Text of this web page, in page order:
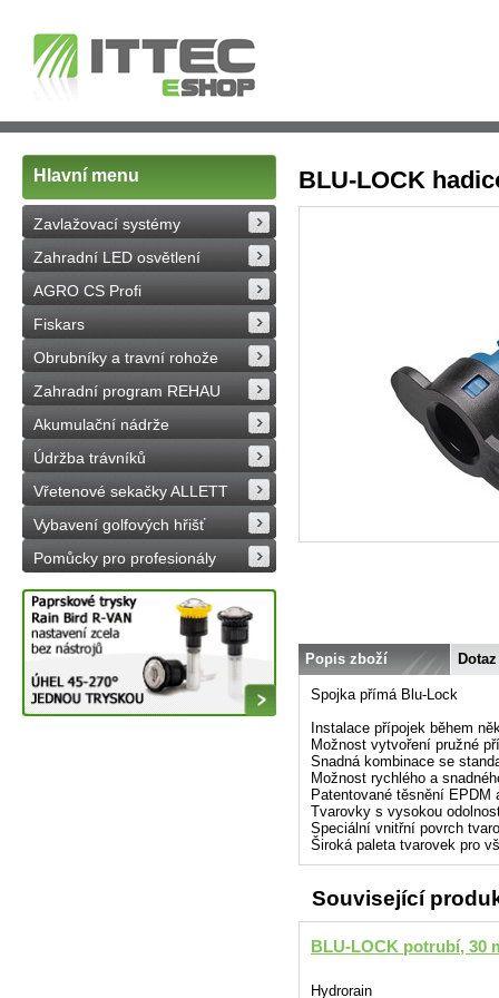
Hlavní menu
Zavlažovací systémy
Zahradní LED osvětlení
AGRO CS Profi
Fiskars
Obrubníky a travní rohože
Zahradní program REHAU
Akumulační nádrže
Údržba trávníků
Vřetenové sekačky ALLETT
Vybavení golfových hřišť
Pomůcky pro profesionály
BLU-LOCK
Popis zboží
Spojka přímá Blu-Lock
Instalace přípojek během
Možnost vytvoření pružné
Snadná kombinace se
Možnost rychlého a
Patentované těsnění EPDM
Tvarovky s vysokou
Speciální vnitřní povrch
Široká paleta tvarovek pro
Související
BLU-LOCK potrubí, 30
Hydrorain